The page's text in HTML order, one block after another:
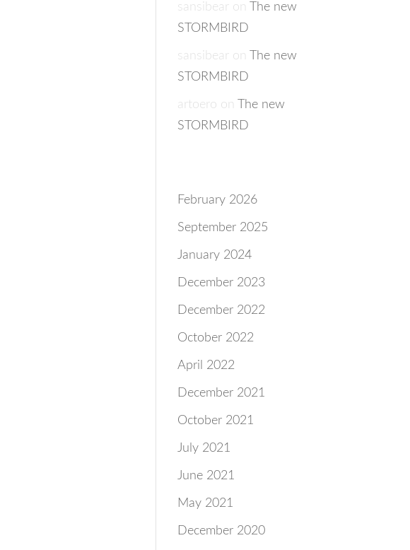
sansibear on
The new
STORMBIRD
sansibear on
The new
STORMBIRD
artoero on
The new
STORMBIRD
February 2026
September 2025
January 2024
December 2023
December 2022
October 2022
April 2022
December 2021
October 2021
July 2021
June 2021
May 2021
December 2020